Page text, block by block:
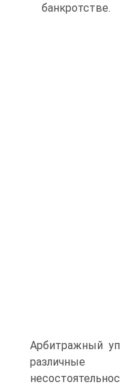
банкротстве.
Арбитражный
различные